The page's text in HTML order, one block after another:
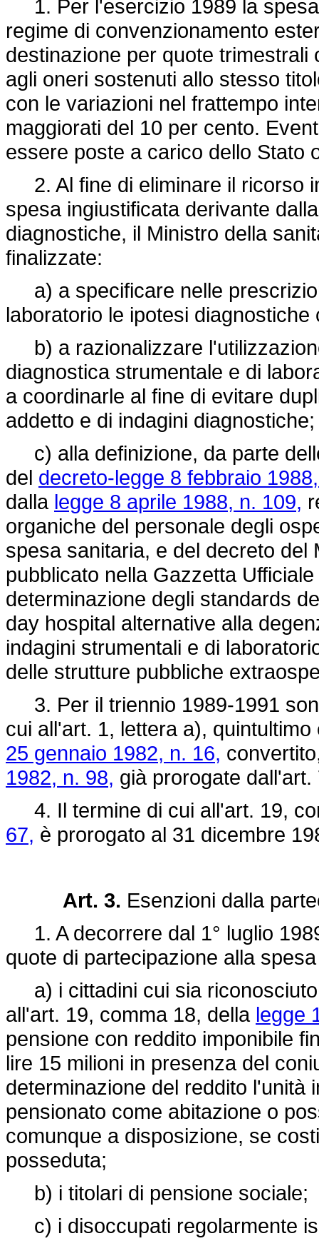
1. Per l'esercizio 1989 la
regime di convenzionamento
destinazione per quote
agli oneri sostenuti allo stesso
con le variazioni nel frattempo
maggiorati del 10 per cento.
essere poste a carico dello Stato
2. Al fine di eliminare il ricorso
spesa ingiustificata derivante
diagnostiche, il Ministro della
finalizzate:
a) a specificare nelle
laboratorio le ipotesi diagnostiche
b) a razionalizzare
diagnostica strumentale e di
a coordinarle al fine di evitare
addetto e di indagini diagnostiche;
c) alla definizione, da parte
del decreto-legge 8 febbraio
dalla legge 8 aprile 1988, n. 109,
organiche del personale degli
spesa sanitaria, e del decreto
pubblicato nella Gazzetta
determinazione degli standards
day hospital alternative alla
indagini strumentali e di
delle strutture pubbliche
3. Per il triennio 1989-1991
cui all'art. 1, lettera a),
25 gennaio 1982, n. 16,
1982, n. 98, già prorogate
4. Il termine di cui all'art. 19,
67, è prorogato al 31 dicembre
Art. 3. Esenzioni dalla
1. A decorrere dal 1° luglio
quote di partecipazione alla
a) i cittadini cui sia riconosciuto
all'art. 19, comma 18, della legge
pensione con reddito imponibile
lire 15 milioni in presenza del
determinazione del reddito l'unità
pensionato come abitazione o
comunque a disposizione, se
posseduta;
b) i titolari di pensione sociale;
c) i disoccupati regolarmente